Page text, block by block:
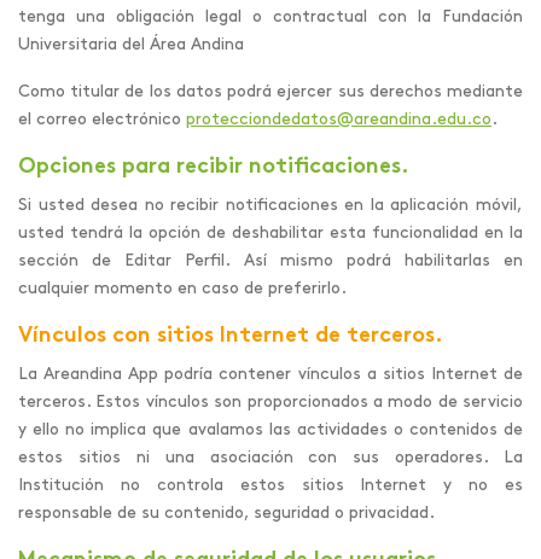
tenga una obligación legal o contractual con la Fundación
Universitaria del Área Andina
Como titular de los datos podrá ejercer sus derechos mediante
el correo electrónico protecciondedatos@areandina.edu.co .
Opciones para recibir notificaciones.
Si usted desea no recibir notificaciones en la aplicación móvil,
usted tendrá la opción de deshabilitar esta funcionalidad en la
sección de Editar Perfil. Así mismo podrá habilitarlas en
cualquier momento en caso de preferirlo.
Vínculos con sitios Internet de terceros.
La Areandina App podría contener vínculos a sitios Internet de
terceros. Estos vínculos son proporcionados a modo de servicio
y ello no implica que avalamos las actividades o contenidos de
estos sitios ni una asociación con sus operadores. La
Institución no controla estos sitios Internet y no es
responsable de su contenido, seguridad o privacidad.